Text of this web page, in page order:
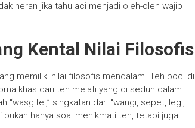
heran jika tahu aci menjadi oleh-oleh wajib
Kental Nilai Filosofis
memiliki nilai filosofis mendalam. Teh poci di
khas dari teh melati yang di seduh dalam
singkatan dari “wangi, sepet, legi,
hanya soal menikmati teh, tetapi juga